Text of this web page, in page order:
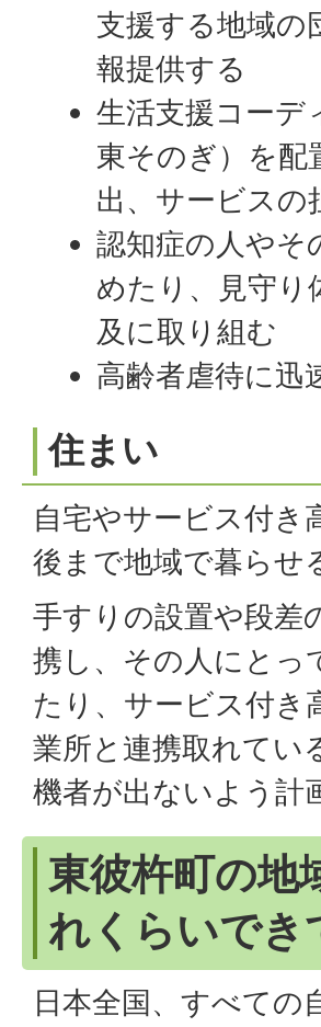
支援する地域の
報提供する
生活支援コーデ
東そのぎ）を配
出、サービスの
認知症の人やそ
めたり、見守り
及に取り組む
高齢者虐待に迅
住まい
自宅やサービス付き
後まで地域で暮らせ
手すりの設置や段差
携し、その人にとっ
たり、サービス付き
業所と連携取れてい
機者が出ないよう計
東彼杵町の地
れくらいでき
日本全国、すべての